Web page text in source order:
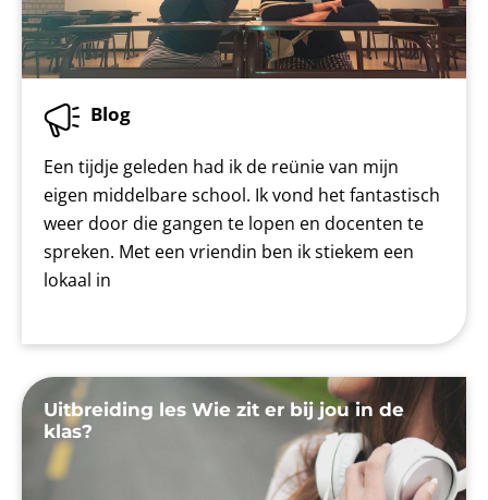
Blog
Een tijdje geleden had ik de reünie van mijn
eigen middelbare school. Ik vond het fantastisch
weer door die gangen te lopen en docenten te
spreken. Met een vriendin ben ik stiekem een
lokaal in
Uitbreiding les Wie zit er bij jou in de
klas?